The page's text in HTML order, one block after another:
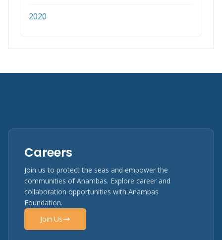
2020
Careers
Join us to protect the seas and empower the
communities of Anambas. Explore career and
collaboration opportunities with Anambas
Foundation.
Join Us